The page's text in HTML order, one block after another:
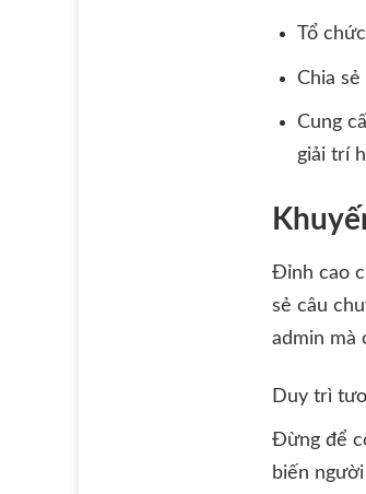
Tổ
Chia
Cung
giải trí
Đỉnh cao
sẻ câu
admin mà
Duy trì
Đừng để
biến